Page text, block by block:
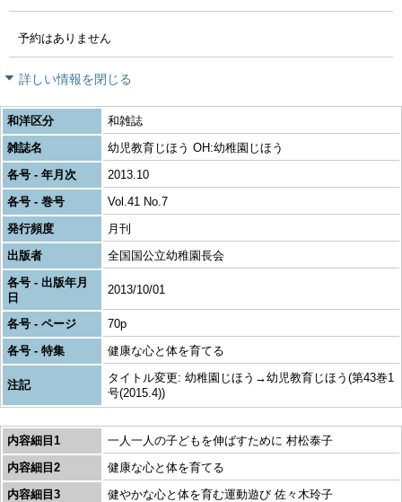
予約はありません
詳しい情報を閉じる
和洋区分
和雑誌
雑誌名
幼児教育じほう OH:幼稚園じほう
各号 - 年月次
2013.10
各号 - 巻号
Vol.41 No.7
発行頻度
月刊
出版者
全国国公立幼稚園長会
各号 - 出版年月
日
2013/10/01
各号 - ページ
70p
各号 - 特集
健康な心と体を育てる
注記
タイトル変更: 幼稚園じほう→幼児教育じほう(第43巻1
号(2015.4))
内容細目1
一人一人の子どもを伸ばすために 村松泰子
内容細目2
健康な心と体を育てる
内容細目3
健やかな心と体を育む運動遊び 佐々木玲子